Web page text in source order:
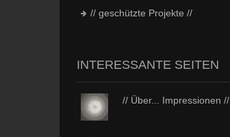
// geschützte Projekte //
INTERESSANTE SEITEN
// Über... Impressionen //